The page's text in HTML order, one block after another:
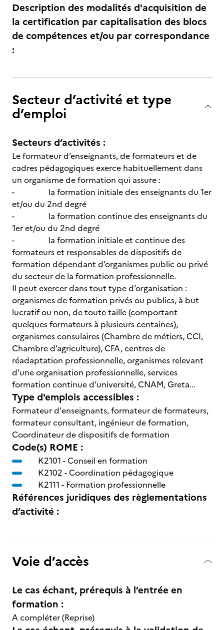
Description des modalités d'acquisition de
la certification par capitalisation des blocs
de compétences et/ou par correspondance
:
Secteur d’activité et type
d’emploi
Secteurs d’activités :
Le formateur d’enseignants, de formateurs et de
cadres pédagogiques exerce habituellement dans
un organisme de formation qui assure :
- la formation initiale des enseignants du 1er
et/ou du 2nd degré
- la formation continue des enseignants du
1er et/ou du 2nd degré
- la formation initiale et continue des
formateurs et responsables de dispositifs de
formation dépendant d’organismes public ou privé
du secteur de la formation professionnelle.
Il peut exercer dans tout type d’organisation :
organismes de formation privés ou publics, à but
lucratif ou non, de toute taille (comportant
quelques formateurs à plusieurs centaines),
organismes consulaires (Chambre de métiers, CCI,
Chambre d’agriculture), CFA, centres de
réadaptation professionnelle, organismes relevant
d’une organisation professionnelle, services
formation continue d’université, CNAM, Greta...
Type d'emplois accessibles :
Formateur d'enseignants, formateur de formateurs,
formateur consultant, ingénieur de formation,
Coordinateur de dispositifs de formation
Code(s) ROME :
K2101 -Conseil en formation
K2102 -Coordination pédagogique
K2111 - Formation professionnelle
Références juridiques des règlementations
d’activité :
Voie d’accès
Le cas échant, prérequis à l’entrée en
formation :
A compléter (Reprise)